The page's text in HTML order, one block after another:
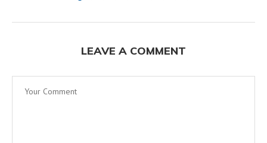
LEAVE A COMMENT